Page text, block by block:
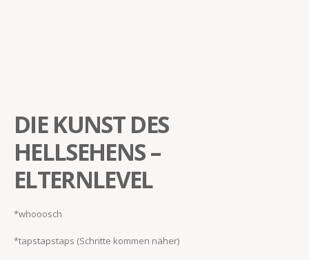
DIE KUNST DES
HELLSEHENS –
ELTERNLEVEL
*whooosch
*tapstapstaps (Schritte kommen näher)